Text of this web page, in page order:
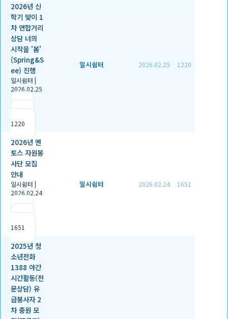
2026년 신
학기 맞이 1
차 연합거리
상담 너의
시작을 '봄'
(Spring&S
ee) 진행
일시쉼터 |
2026.02.25
|
1220
일시쉼터 2026.02.25 1220
2026년 멘
토스 자원봉
사단 모집
안내
일시쉼터 |
2026.02.24
|
1651
일시쉼터 2026.02.24 1651
2025년 청
소년전화
1388 야간
시간활동(전
문상담) 유
급봉사자 2
차 충원 모